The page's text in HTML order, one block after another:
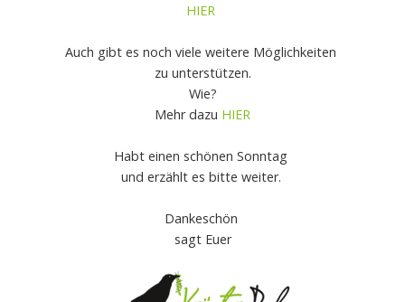
HIER
Auch gibt es noch viele weitere Möglichkeiten
zu unterstützen.
Wie?
Mehr dazu HIER
Habt einen schönen Sonntag
und erzählt es bitte weiter.
Dankeschön
sagt Euer